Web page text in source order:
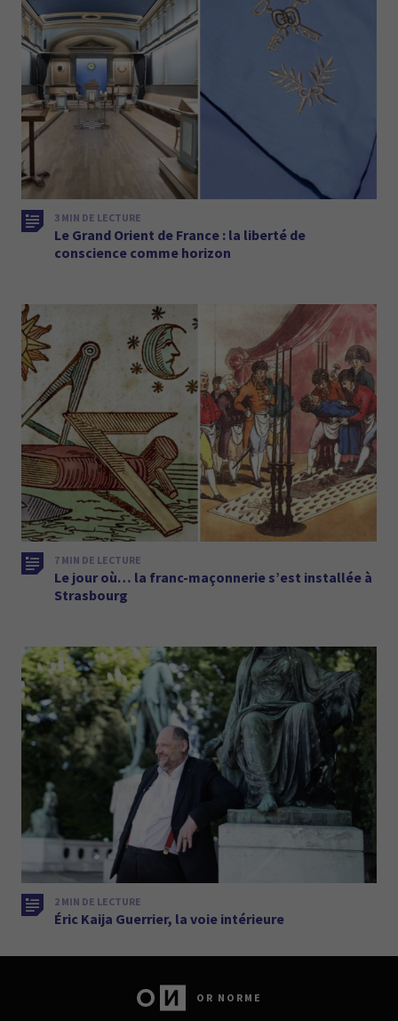
3 MIN DE LECTURE
Le Grand Orient de France : la liberté de
conscience comme horizon
7 MIN DE LECTURE
Le jour où… la franc-maçonnerie s’est installée à
Strasbourg
2 MIN DE LECTURE
Éric Kaija Guerrier, la voie intérieure
OR NORME